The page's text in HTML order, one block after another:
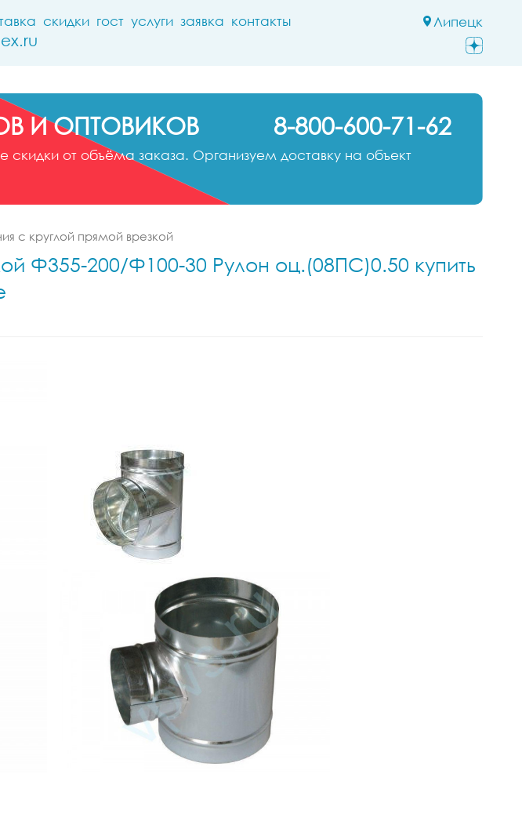
Липецк
скидки гост услуги заявка контакты
И ОПТОВИКОВ 8-800-600-71-62
от объёма заказа. Организуем доставку на объект
с круглой прямой врезкой
Ф355-200/Ф100-30 Рулон оц.(08ПС)0.50 купить